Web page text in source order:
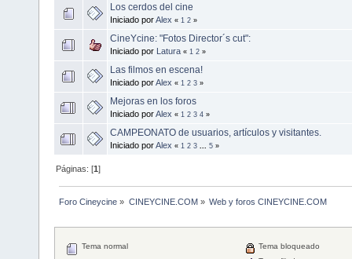
Los cerdos del cine
Iniciado porAlex « 1 2 »
CineYcine: "Fotos Director´s cut":
Iniciado por Latura « 1 2 »
Las filmos en escena!
Iniciado porAlex « 1 2 3 »
Mejoras en los foros
Iniciado porAlex « 1 2 3 4 »
CAMPEONATO de usuarios, artículos y visitantes.
Iniciado porAlex « 1 2 3 ... 5 »
Páginas: [1]
Foro Cineycine » CINEYCINE.COM» Web y foros CINEYCINE.COM
Tema normal
Tema bloqueado